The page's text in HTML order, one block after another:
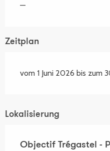
—
Zeitplan
vom 1 Juni 2026 bis zum
Lokalisierung
Objectif Trégastel -